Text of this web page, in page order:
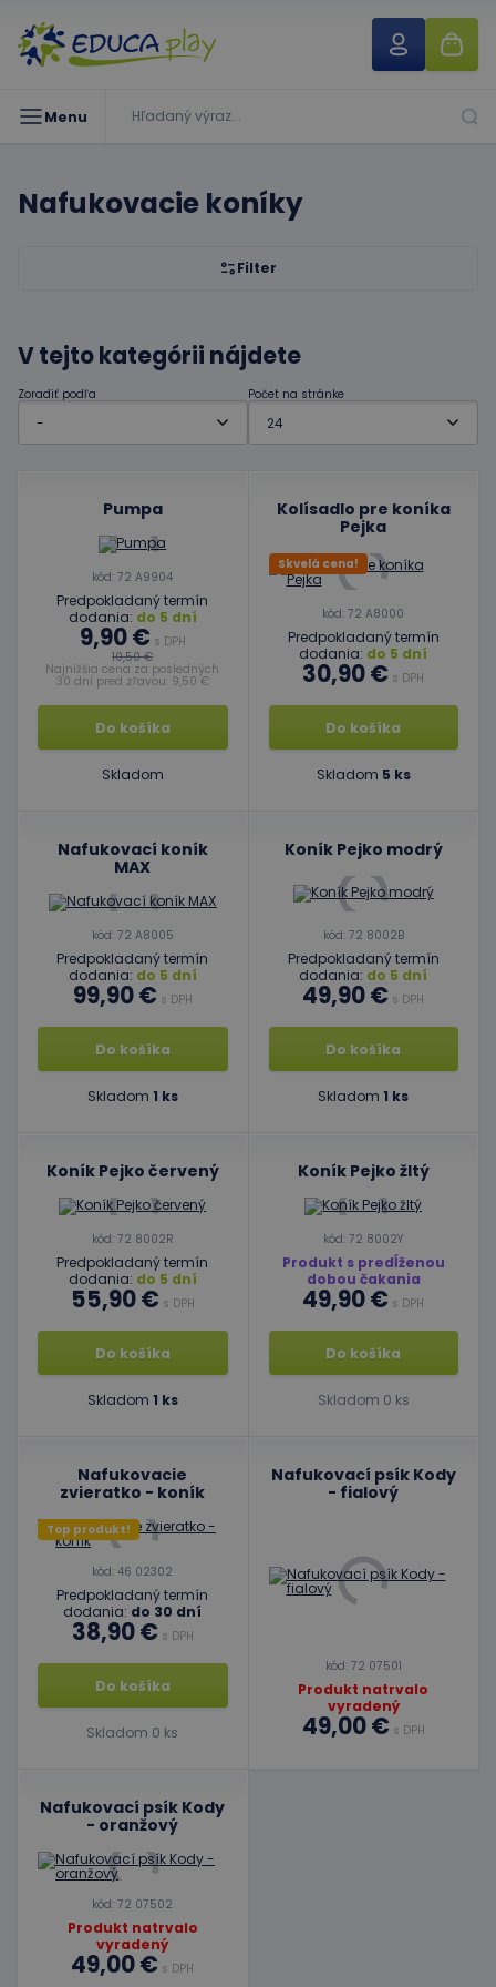
Menu
Nafukovacie koníky
Filter
V tejto kategórii nájdete
Zoradiť podľa Počet na stránke
Pumpa
kód: 72 A9904
Predpokladaný termín
dodania: do 5 dní
9,90 € s DPH
10,50 €
Najnižšia cena za posledných
30 dní pred zľavou: 9,50 €
Do košíka
Skladom
Kolísadlo pre koníka
Pejka
Skvelá cena!
kód: 72 A8000
Predpokladaný termín
dodania: do 5 dní
30,90 € s DPH
Do košíka
Skladom 5 ks
Nafukovací koník
MAX
kód: 72 A8005
Predpokladaný termín
dodania: do 5 dní
99,90 € s DPH
Do košíka
Skladom 1 ks
Koník Pejko modrý
kód: 72 8002B
Predpokladaný termín
dodania: do 5 dní
49,90 € s DPH
Do košíka
Skladom 1 ks
Koník Pejko červený
kód: 72 8002R
Predpokladaný termín
dodania: do 5 dní
55,90 € s DPH
Do košíka
Skladom 1 ks
Koník Pejko žltý
kód: 72 8002Y
Produkt s predĺženou
dobou čakania
49,90 € s DPH
Do košíka
Skladom 0 ks
Nafukovacie
zvieratko - koník
Top produkt!
kód: 46 02302
Predpokladaný termín
dodania: do 30 dní
38,90 € s DPH
Do košíka
Skladom 0 ks
Nafukovací psík Kody
- fialový
kód: 72 07501
Produkt natrvalo
vyradený
49,00 € s DPH
Nafukovací psík Kody
- oranžový
kód: 72 07502
Produkt natrvalo
vyradený
49,00 € s DPH